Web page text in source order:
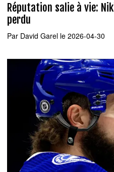
Réputation salie à vie:
perdu
Par David Garel le 2026-04-30